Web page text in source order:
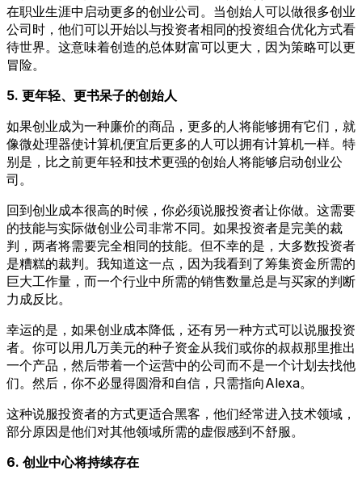
在职业生涯中启动更多的创业公司。当创始人可以做很多创业
公司时，他们可以开始以与投资者相同的投资组合优化方式看
待世界。这意味着创造的总体财富可以更大，因为策略可以更
冒险。
5. 更年轻、更书呆子的创始人
如果创业成为一种廉价的商品，更多的人将能够拥有它们，就
像微处理器使计算机便宜后更多的人可以拥有计算机一样。特
别是，比之前更年轻和技术更强的创始人将能够启动创业公
司。
回到创业成本很高的时候，你必须说服投资者让你做。这需要
的技能与实际做创业公司非常不同。如果投资者是完美的裁
判，两者将需要完全相同的技能。但不幸的是，大多数投资者
是糟糕的裁判。我知道这一点，因为我看到了筹集资金所需的
巨大工作量，而一个行业中所需的销售数量总是与买家的判断
力成反比。
幸运的是，如果创业成本降低，还有另一种方式可以说服投资
者。你可以用几万美元的种子资金从我们或你的叔叔那里推出
一个产品，然后带着一个运营中的公司而不是一个计划去找他
们。然后，你不必显得圆滑和自信，只需指向Alexa。
这种说服投资者的方式更适合黑客，他们经常进入技术领域，
部分原因是他们对其他领域所需的虚假感到不舒服。
6. 创业中心将持续存在